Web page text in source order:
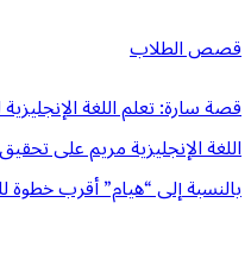
قصص الطلاب
قصة سارة: تعلم اللغة
اللغة الإنجليزية مريم على
بالنسبة إلى “هيام” أقرب خطوة